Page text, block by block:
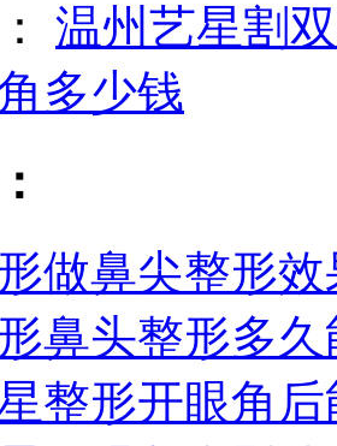
温州艺星割
多少钱
做鼻尖整形
鼻头整形多
整形开眼角